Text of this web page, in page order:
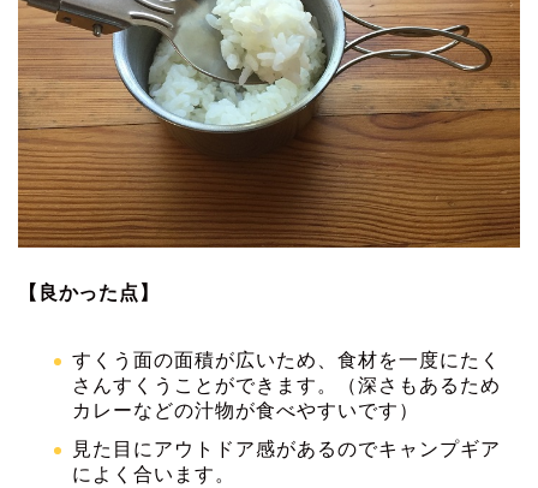
【良かった点】
すくう面の面積が広いため、食材を一度にたく
さんすくうことができます。（深さもあるため
カレーなどの汁物が食べやすいです）
見た目にアウトドア感があるのでキャンプギア
によく合います。